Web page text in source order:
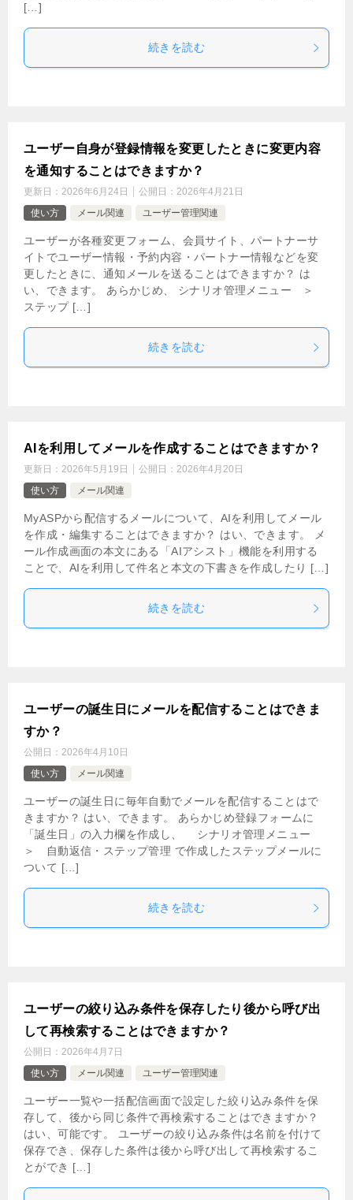
[…]
続きを読む
ユーザー自身が登録情報を変更したときに変更内容
を通知することはできますか？
更新日： 2026年6月24日 公開日： 2026年4月21日
使い方
メール関連 ユーザー管理関連
ユーザーが各種変更フォーム、会員サイト、パートナーサ
イトでユーザー情報・予約内容・パートナー情報などを変
更したときに、通知メールを送ることはできますか？ は
い、できます。 あらかじめ、 シナリオ管理メニュー ＞
ステップ […]
続きを読む
AIを利用してメールを作成することはできますか？
更新日： 2026年5月19日 公開日： 2026年4月20日
使い方
メール関連
MyASPから配信するメールについて、AIを利用してメール
を作成・編集することはできますか？ はい、できます。 メ
ール作成画面の本文にある「AIアシスト」機能を利用する
ことで、AIを利用して件名と本文の下書きを作成したり […]
続きを読む
ユーザーの誕生日にメールを配信することはできま
すか？
公開日： 2026年4月10日
使い方
メール関連
ユーザーの誕生日に毎年自動でメールを配信することはで
きますか？ はい、できます。 あらかじめ登録フォームに
「誕生日」の入力欄を作成し、 シナリオ管理メニュー
＞ 自動返信・ステップ管理 で作成したステップメールに
ついて […]
続きを読む
ユーザーの絞り込み条件を保存したり後から呼び出
して再検索することはできますか？
公開日： 2026年4月7日
使い方
メール関連 ユーザー管理関連
ユーザー一覧や一括配信画面で設定した絞り込み条件を保
存して、後から同じ条件で再検索することはできますか？
はい、可能です。 ユーザーの絞り込み条件は名前を付けて
保存でき、保存した条件は後から呼び出して再検索するこ
とができ […]